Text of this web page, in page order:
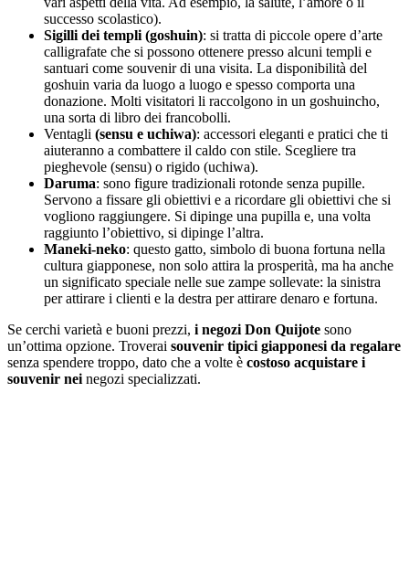
successo scolastico).
Sigilli dei templi (goshuin): si tratta di piccole opere d’arte
calligrafate che si possono ottenere presso alcuni templi e
santuari come souvenir di una visita. La disponibilità del
goshuin varia da luogo a luogo e spesso comporta una
donazione. Molti visitatori li raccolgono in un goshuincho,
una sorta di libro dei francobolli.
Ventagli (sensu e uchiwa): accessori eleganti e pratici che ti
aiuteranno a combattere il caldo con stile. Scegliere tra
pieghevole (sensu) o rigido (uchiwa).
Daruma: sono figure tradizionali rotonde senza pupille.
Servono a fissare gli obiettivi e a ricordare gli obiettivi che si
vogliono raggiungere. Si dipinge una pupilla e, una volta
raggiunto l’obiettivo, si dipinge l’altra.
Maneki-neko: questo gatto, simbolo di buona fortuna nella
cultura giapponese, non solo attira la prosperità, ma ha anche
un significato speciale nelle sue zampe sollevate: la sinistra
per attirare i clienti e la destra per attirare denaro e fortuna.
Se cerchi varietà e buoni prezzi, i negozi Don Quijote sono
un’ottima opzione. Troverai souvenir tipici giapponesi da regalare
senza spendere troppo, dato che a volte è costoso acquistare i
souvenir nei negozi specializzati.